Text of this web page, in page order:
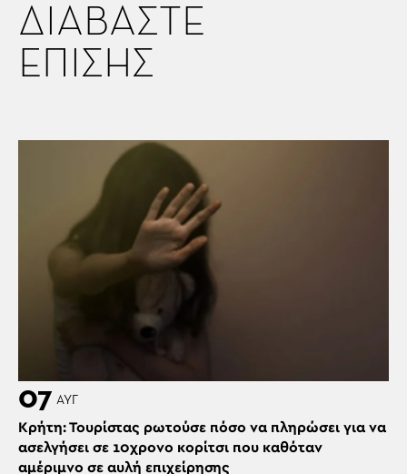
ΔΙΑΒΑΣΤΕ
ΕΠΙΣΗΣ
07 ΑΥΓ
Κρήτη: Τουρίστας ρωτούσε πόσο να πληρώσει για να
ασελγήσει σε 10χρονο κορίτσι που καθόταν
αμέριμνο σε αυλή επιχείρησης